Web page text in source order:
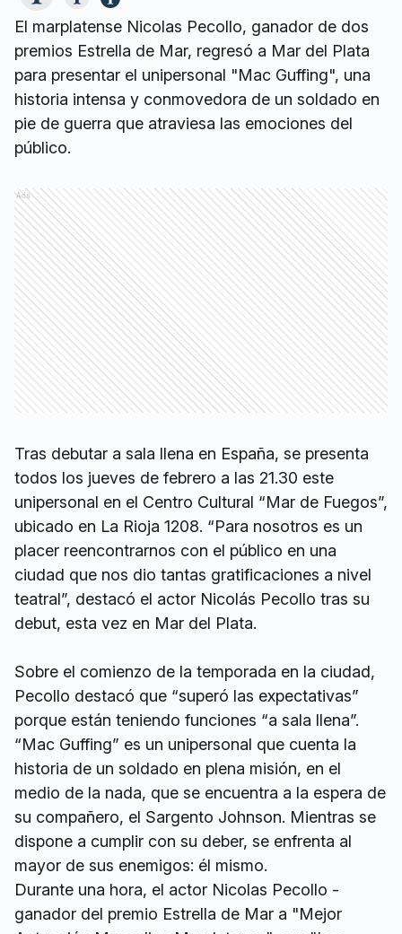
El marplatense Nicolas Pecollo, ganador de dos
premios Estrella de Mar, regresó a Mar del Plata
para presentar el unipersonal "Mac Guffing", una
historia intensa y conmovedora de un soldado en
pie de guerra que atraviesa las emociones del
público.
Ads
Tras debutar a sala llena en España, se presenta
todos los jueves de febrero a las 21.30 este
unipersonal en el Centro Cultural “Mar de Fuegos”,
ubicado en La Rioja 1208. “Para nosotros es un
placer reencontrarnos con el público en una
ciudad que nos dio tantas gratificaciones a nivel
teatral”, destacó el actor Nicolás Pecollo tras su
debut, esta vez en Mar del Plata.
Sobre el comienzo de la temporada en la ciudad,
Pecollo destacó que “superó las expectativas”
porque están teniendo funciones “a sala llena”.
“Mac Guffing” es un unipersonal que cuenta la
historia de un soldado en plena misión, en el
medio de la nada, que se encuentra a la espera de
su compañero, el Sargento Johnson. Mientras se
dispone a cumplir con su deber, se enfrenta al
mayor de sus enemigos: él mismo.
Durante una hora, el actor Nicolas Pecollo -
ganador del premio Estrella de Mar a "Mejor